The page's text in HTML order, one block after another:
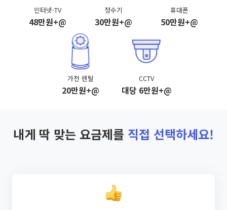
인터넷·TV
48만원+@
정수기
30만원+@
휴대폰
50만원+@
가전 렌탈
20만원+@
CCTV
대당 6만원+@
내게 딱 맞는 요금제를 직접 선택하세요!